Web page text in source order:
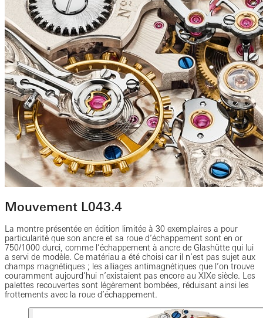
Mouvement L043.4
La montre présentée en édition limitée à 30 exemplaires a pour
particularité que son ancre et sa roue d’échappement sont en or
750/1000 durci, comme l’échappement à ancre de Glashütte qui lui
a servi de modèle. Ce matériau a été choisi car il n’est pas sujet aux
champs magnétiques ; les alliages antimagnétiques que l’on trouve
couramment aujourd’hui n’existaient pas encore au XIXe siècle. Les
palettes recouvertes sont légèrement bombées, réduisant ainsi les
frottements avec la roue d’échappement.